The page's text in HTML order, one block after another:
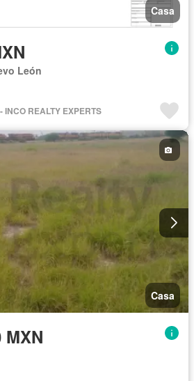
Casa
León
REALTY EXPERTS
Casa
MXN